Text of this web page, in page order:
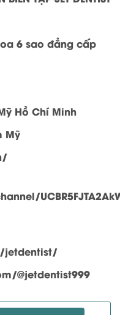
6 sao đẳng cấp
Hồ Chí Minh
Mỹ
jetdentist/
@jetdentist999